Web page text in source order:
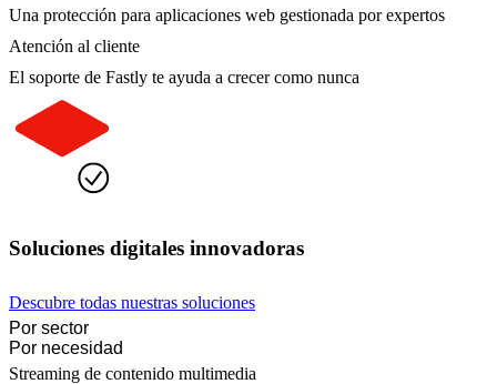
Una protección para aplicaciones web gestionada por expertos
Atención al cliente
El soporte de Fastly te ayuda a crecer como nunca
Soluciones digitales innovadoras
Descubre todas nuestras soluciones
Por sector
Por necesidad
Streaming de contenido multimedia